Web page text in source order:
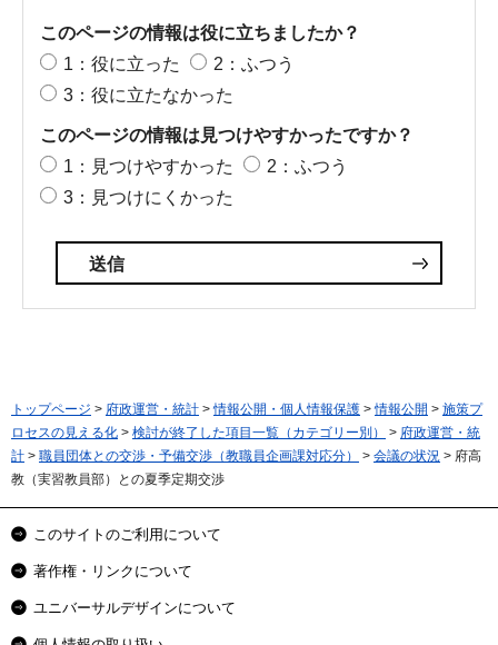
このページの情報は役に立ちましたか？
1：役に立った
2：ふつう
3：役に立たなかった
このページの情報は見つけやすかったですか？
1：見つけやすかった
2：ふつう
3：見つけにくかった
トップページ > 府政運営・統計 >情報公開・個人情報保護 >情報公開 > 施策プ
ロセスの見える化 > 検討が終了した項目一覧（カテゴリー別） > 府政運営・統
計 > 職員団体との交渉・予備交渉（教職員企画課対応分） > 会議の状況 > 府高
教（実習教員部）との夏季定期交渉
このサイトのご利用について
著作権・リンクについて
ユニバーサルデザインについて